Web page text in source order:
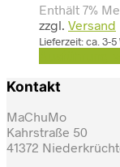
Enthält 7%
zzgl. Versand
Lieferzeit: ca. 3-
Kontakt
MaChuMo
Kahrstraße 50
41372